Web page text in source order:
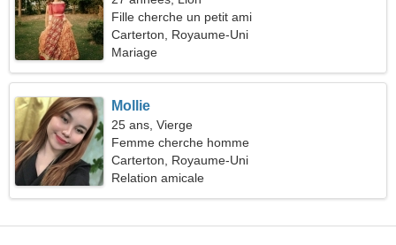
Fille cherche un petit ami
Carterton, Royaume-Uni
Mariage
Mollie
25 ans, Vierge
Femme cherche homme
Carterton, Royaume-Uni
Relation amicale